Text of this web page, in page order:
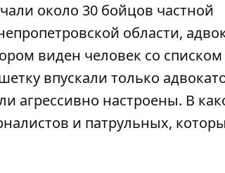
около 30 бойцов частной
области,
виден человек со списком
впускали только
агрессивно настроены. В
и патрульных,